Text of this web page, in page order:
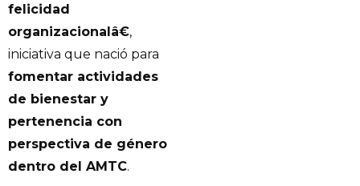
felicidad
organizacionalâ€,
iniciativa que nació para
fomentar actividades
de bienestar y
pertenencia con
perspectiva de género
dentro del AMTC.